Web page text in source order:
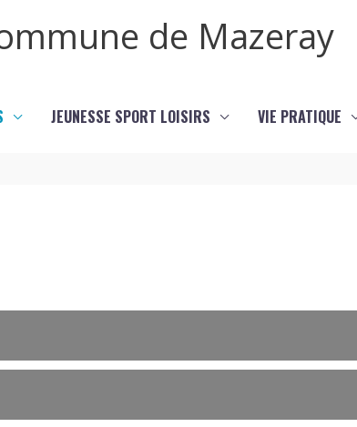
de Mazeray
JEUNESSE SPORT LOISIRS VIE PRATIQUE